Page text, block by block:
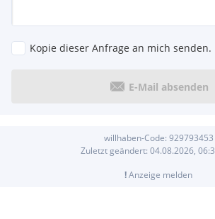
Kopie dieser Anfrage an mich senden.
E-Mail absenden
willhaben-Code: 929793453
Zuletzt geändert: 04.08.2026,
!Anzeige melden